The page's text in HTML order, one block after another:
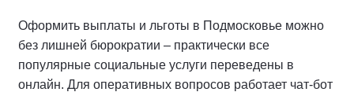
Оформить выплаты и льготы в Подмосковье можно
без лишней бюрократии – практически все
популярные социальные услуги переведены в
онлайн. Для оперативных вопросов работает чат-бот